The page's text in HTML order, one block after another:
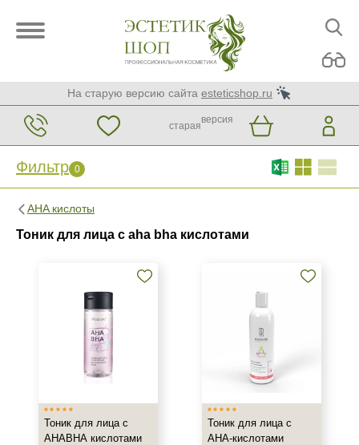
На старую версию сайта esteticshop.ru
старая
версия
Фильтр 0
AHA кислоты
Тоник для лица с aha bha кислотами
Фильтр 0
Тоник
Тоник для лица с
АНАВНА кислотами
Тоник для лица с
АНА-кислотами